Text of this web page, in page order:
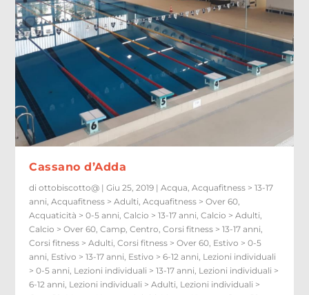
Cassano d’Adda
diottobiscotto@ |Giu 25, 2019 |Acqua,Acquafitness > 13-17
anni,Acquafitness > Adulti,Acquafitness > Over 60,
Acquaticità > 0-5 anni,Calcio > 13-17 anni,Calcio > Adulti,
Calcio > Over 60,Camp,Centro,Corsi fitness > 13-17 anni,
Corsi fitness > Adulti,Corsi fitness > Over 60, Estivo > 0-5
anni, Estivo > 13-17 anni, Estivo > 6-12 anni, Lezioni individuali
> 0-5 anni, Lezioni individuali > 13-17 anni, Lezioni individuali >
6-12 anni, Lezioni individuali > Adulti, Lezioni individuali >